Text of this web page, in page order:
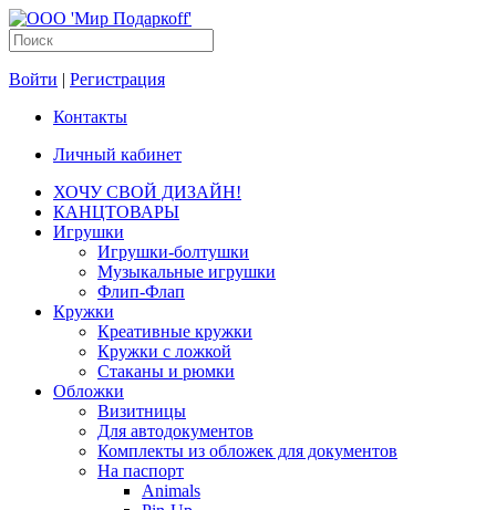
Войти | Регистрация
Контакты
Личный кабинет
ХОЧУ СВОЙ ДИЗАЙН!
КАНЦТОВАРЫ
Игрушки
Игрушки-болтушки
Музыкальные игрушки
Флип-Флап
Кружки
Креативные кружки
Кружки с ложкой
Стаканы и рюмки
Обложки
Визитницы
Для автодокументов
Комплекты из обложек для документов
На паспорт
Animals